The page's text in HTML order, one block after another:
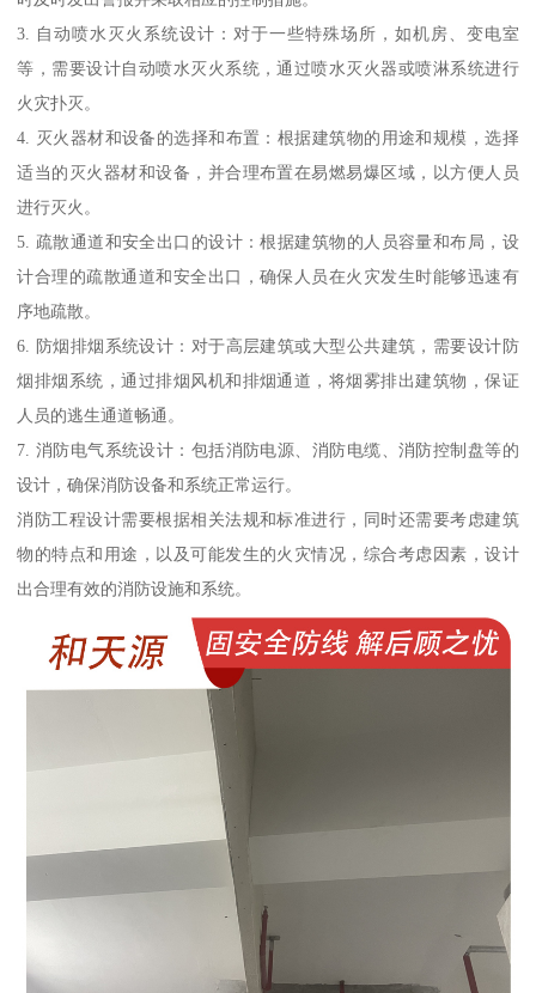
3. 自动喷水灭火系统设计：对于一些特殊场所，如机房、变电室
等，需要设计自动喷水灭火系统，通过喷水灭火器或喷淋系统进行
火灾扑灭。
4. 灭火器材和设备的选择和布置：根据建筑物的用途和规模，选择
适当的灭火器材和设备，并合理布置在易燃易爆区域，以方便人员
进行灭火。
5. 疏散通道和安全出口的设计：根据建筑物的人员容量和布局，设
计合理的疏散通道和安全出口，确保人员在火灾发生时能够迅速有
序地疏散。
6. 防烟排烟系统设计：对于高层建筑或大型公共建筑，需要设计防
烟排烟系统，通过排烟风机和排烟通道，将烟雾排出建筑物，保证
人员的逃生通道畅通。
7. 消防电气系统设计：包括消防电源、消防电缆、消防控制盘等的
设计，确保消防设备和系统正常运行。
消防工程设计需要根据相关法规和标准进行，同时还需要考虑建筑
物的特点和用途，以及可能发生的火灾情况，综合考虑因素，设计
出合理有效的消防设施和系统。